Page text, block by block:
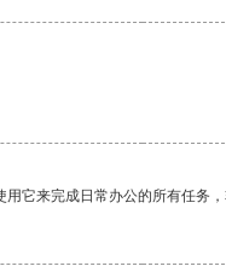
它来完成日常办公的所有任务，